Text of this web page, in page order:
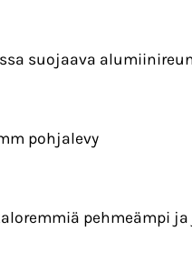
suojaava
pohjalevy
pehmeämpi